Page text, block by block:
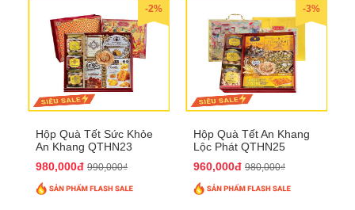
-2%
Hộp Quà Tết Sức Khỏe
An Khang QTHN23
980,000đ 990,000₫
-3%
Hộp Quà Tết An Khang
Lộc Phát QTHN25
960,000đ 980,000₫